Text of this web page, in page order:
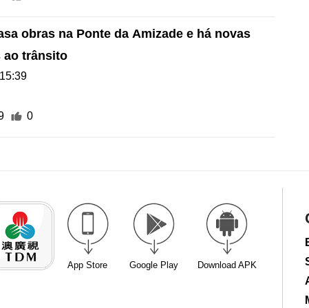
obras na Ponte da Amizade e há novas
ao trânsito
0
App Store Google Play Download APK